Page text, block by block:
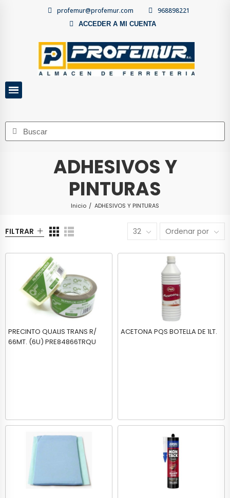
profemur@profemur.com 968898221
ACCEDER A MI CUENTA
ADHESIVOS Y
PINTURAS
Inicio ADHESIVOS Y PINTURAS
FILTRAR 32 Ordenar por
PRECINTO QUALIS TRANS R/
66MT. (6U) PRE84866TRQU
ACETONA PQS BOTELLA DE 1LT.